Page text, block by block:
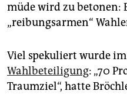
müde wird zu betonen:
„reibungsarmen“
Viel spekuliert wurde
Wahlbeteiligung: „70
Traumziel“, hatte